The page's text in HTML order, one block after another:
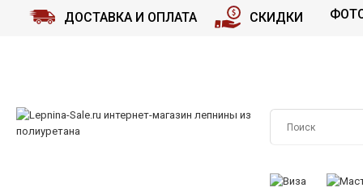
ДОСТАВКА И ОПЛАТА СКИДКИ